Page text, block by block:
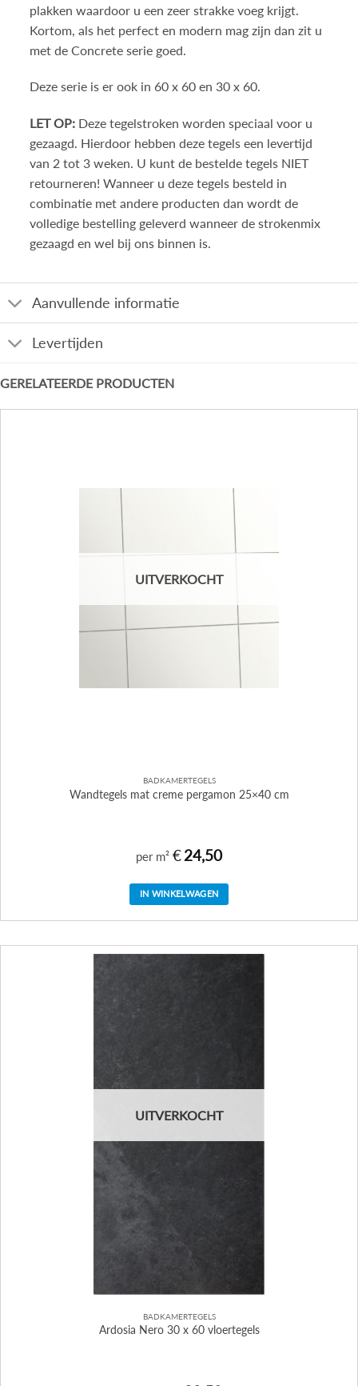
plakken waardoor u een zeer strakke voeg krijgt.
Kortom, als het perfect en modern mag zijn dan zit u
met de Concrete serie goed.
Deze serie is er ook in 60 x 60 en 30 x 60.
LET OP:Deze tegelstroken worden speciaal voor u
gezaagd. Hierdoor hebben deze tegels een levertijd
van 2 tot 3 weken. U kunt de bestelde tegels NIET
retourneren! Wanneer u deze tegels besteld in
combinatie met andere producten dan wordt de
volledige bestelling geleverd wanneer de strokenmix
gezaagd en wel bij ons binnen is.
Aanvullende informatie
Levertijden
GERELATEERDE PRODUCTEN
UITVERKOCHT
BADKAMERTEGELS
Wandtegels mat creme pergamon 25×40 cm
per m² €24,50
IN WINKELWAGEN
UITVERKOCHT
BADKAMERTEGELS
Ardosia Nero 30 x 60 vloertegels